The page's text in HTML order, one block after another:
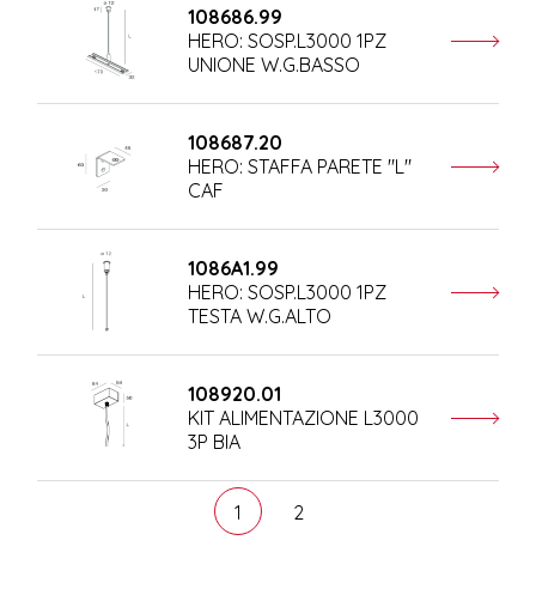
108686.99
HERO: SOSP.L3000 1PZ
UNIONE W.G.BASSO
108687.20
HERO: STAFFA PARETE "L"
CAF
1086A1.99
HERO: SOSP.L3000 1PZ
TESTA W.G.ALTO
108920.01
KIT ALIMENTAZIONE L3000
3P BIA
1 2